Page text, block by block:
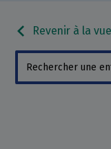
Revenir à la